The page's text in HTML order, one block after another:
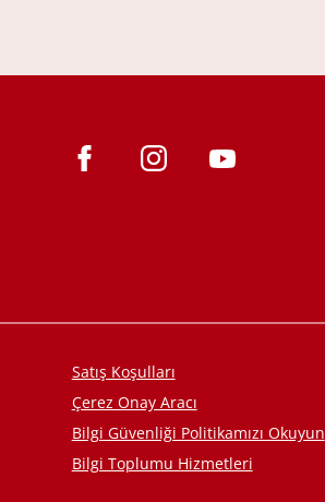
Satış Koşulları
Çerez Onay Aracı
Bilgi Güvenliği Politikamızı Okuyun
Bilgi Toplumu Hizmetleri